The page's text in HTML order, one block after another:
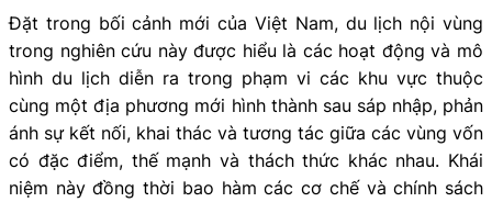
Đặt trong bối cảnh mới của Việt Nam, du lịch nội vùng
trong nghiên cứu này được hiểu là các hoạt động và mô
hình du lịch diễn ra trong phạm vi các khu vực thuộc
cùng một địa phương mới hình thành sau sáp nhập, phản
ánh sự kết nối, khai thác và tương tác giữa các vùng vốn
có đặc điểm, thế mạnh và thách thức khác nhau. Khái
niệm này đồng thời bao hàm các cơ chế và chính sách